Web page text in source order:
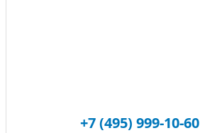
+7 (495) 999-10-60